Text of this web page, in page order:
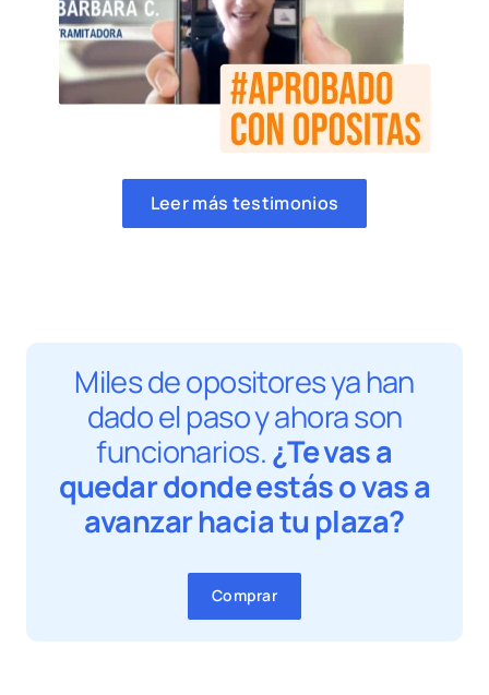
Leer más testimonios
Miles de opositores ya han
dado el paso y ahora son
funcionarios.¿Te vas a
quedar donde estás o vas a
avanzar hacia tu plaza?
Comprar